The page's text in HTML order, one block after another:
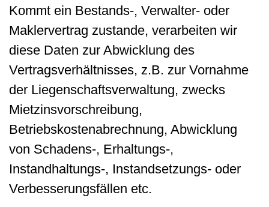
Kommt ein Bestands-, Verwalter- oder
Maklervertrag zustande, verarbeiten wir
diese Daten zur Abwicklung des
Vertragsverhältnisses, z.B. zur Vornahme
der Liegenschaftsverwaltung, zwecks
Mietzinsvorschreibung,
Betriebskostenabrechnung, Abwicklung
von Schadens-, Erhaltungs-,
Instandhaltungs-, Instandsetzungs- oder
Verbesserungsfällen etc.